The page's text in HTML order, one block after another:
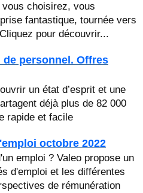
choisirez, vous
fantastique, tournée vers
pour découvrir...
de personnel. Offres
un état d’esprit et une
déjà plus de 82 000
rapide et facile
octobre 2022
emploi ? Valeo propose un
d'emploi et les différentes
de rémunération